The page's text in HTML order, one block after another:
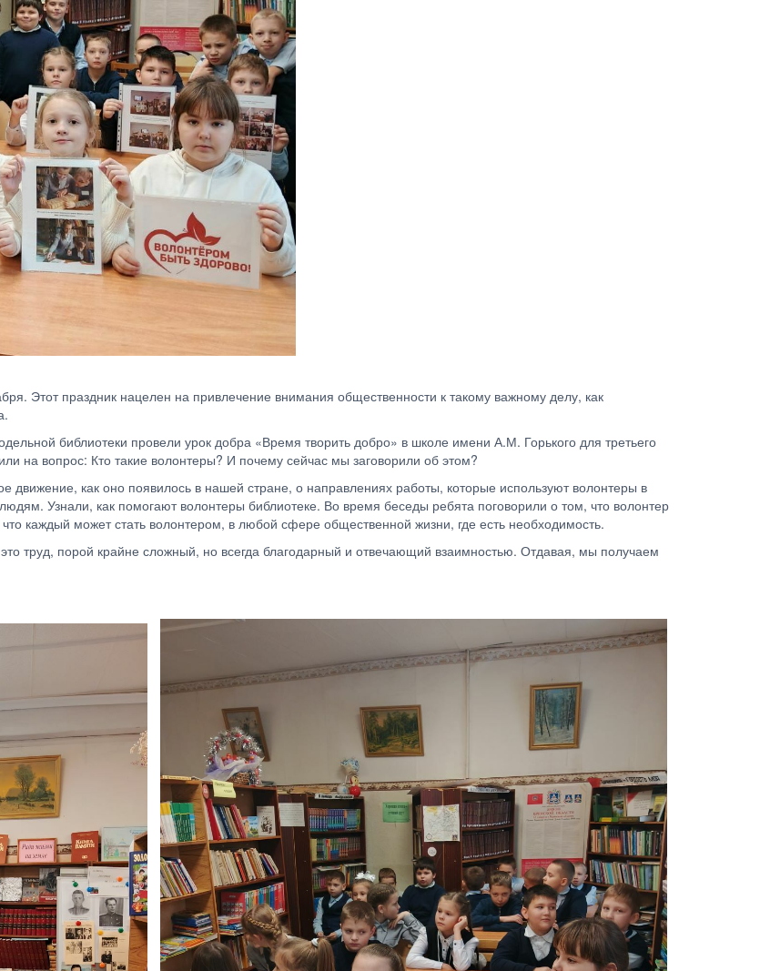
Этот праздник нацелен на привлечение внимания общественности к такому важному делу, как
библиотеки провели урок добра «Время творить добро» в школе имени А.М. Горького для третьего
на вопрос: Кто такие волонтеры? И почему сейчас мы заговорили об этом?
движение, как оно появилось в нашей стране, о направлениях работы, которые используют волонтеры в
Узнали, как помогают волонтеры библиотеке. Во время беседы ребята поговорили о том, что волонтер
каждый может стать волонтером, в любой сфере общественной жизни, где есть необходимость.
труд, порой крайне сложный, но всегда благодарный и отвечающий взаимностью. Отдавая, мы получаем